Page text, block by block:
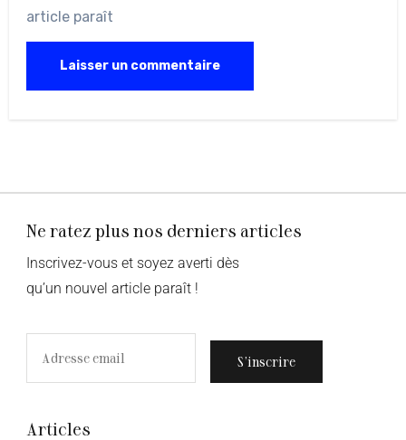
article paraît
Ne ratez plus nos derniers articles
Inscrivez-vous et soyez averti dès
qu’un nouvel article paraît !
S’inscrire
Articles